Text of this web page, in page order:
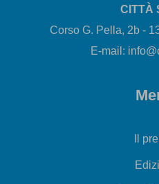
CITTÀ
Corso G. Pella, 2b -
E-mail:
Il